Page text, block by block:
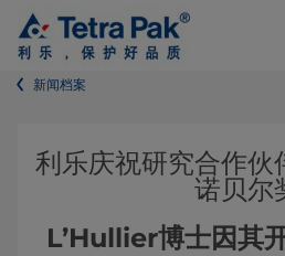
新闻档案
利乐庆祝研究合作伙
诺贝尔
L’Hullier博士因其